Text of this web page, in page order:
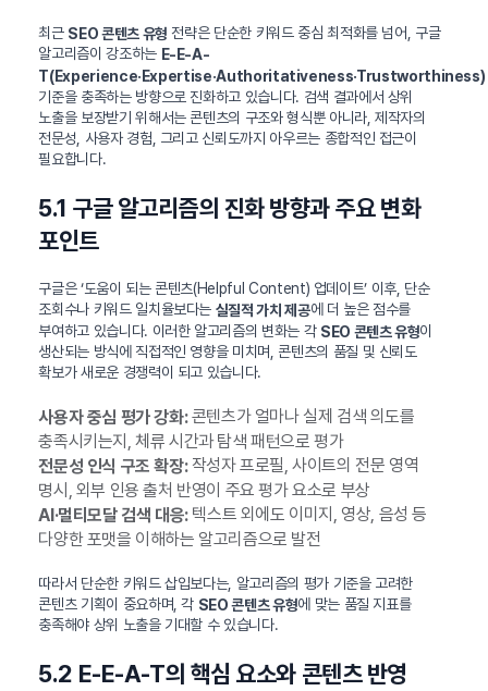
최근 SEO 콘텐츠 유형 전략은 단순한 키워드 중심 최적화를 넘어, 구글
알고리즘이 강조하는 E-E-A-
T(Experience·Expertise·Authoritativeness·Trustworthiness)
기준을 충족하는 방향으로 진화하고 있습니다. 검색 결과에서 상위
노출을 보장받기 위해서는 콘텐츠의 구조와 형식뿐 아니라, 제작자의
전문성, 사용자 경험, 그리고 신뢰도까지 아우르는 종합적인 접근이
필요합니다.
5.1 구글 알고리즘의 진화 방향과 주요 변화
포인트
구글은 ‘도움이 되는 콘텐츠(Helpful Content) 업데이트’ 이후, 단순
조회수나 키워드 일치율보다는 실질적 가치 제공에 더 높은 점수를
부여하고 있습니다. 이러한 알고리즘의 변화는 각 SEO 콘텐츠 유형이
생산되는 방식에 직접적인 영향을 미치며, 콘텐츠의 품질 및 신뢰도
확보가 새로운 경쟁력이 되고 있습니다.
사용자 중심 평가 강화:콘텐츠가 얼마나 실제 검색 의도를
충족시키는지, 체류 시간과 탐색 패턴으로 평가
전문성 인식 구조 확장:작성자 프로필, 사이트의 전문 영역
명시, 외부 인용 출처 반영이 주요 평가 요소로 부상
AI·멀티모달 검색 대응:텍스트 외에도 이미지, 영상, 음성 등
다양한 포맷을 이해하는 알고리즘으로 발전
따라서 단순한 키워드 삽입보다는, 알고리즘의 평가 기준을 고려한
콘텐츠 기획이 중요하며, 각 SEO 콘텐츠 유형에 맞는 품질 지표를
충족해야 상위 노출을 기대할 수 있습니다.
5.2 E-E-A-T의 핵심 요소와 콘텐츠 반영